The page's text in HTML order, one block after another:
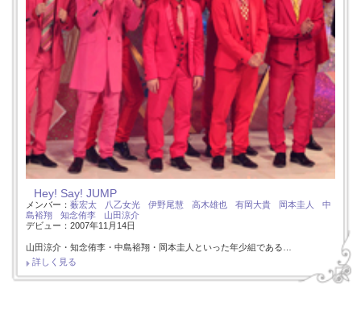
Hey! Say! JUMP
メンバー： 薮宏太 八乙女光 伊野尾慧 高木雄也 有岡大貴 岡本圭人
中
島裕翔
知念侑李
山田涼介
デビュー：2007年11月14日
山田涼介・知念侑李・中島裕翔・岡本圭人といった年少組である…
詳しく見る